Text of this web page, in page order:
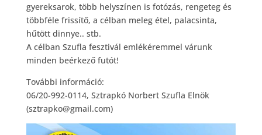
gyereksarok, több helyszínen is fotózás, rengeteg és
többféle frissítő, a célban meleg étel, palacsinta,
hűtött dinnye.. stb.
A célban Szufla fesztivál emlékéremmel várunk
minden beérkező futót!
További információ:
06/20-992-0114, Sztrapkó Norbert Szufla Elnök
(sztrapko@gmail.com)